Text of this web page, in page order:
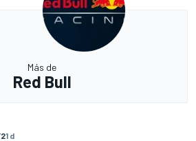
Más de
Red Bull
1 d